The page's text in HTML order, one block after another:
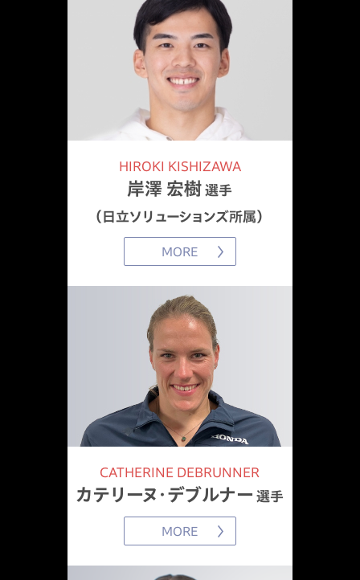
ベルリンマラソン大会結果を更新
ロンドンマラソン大会結果を更新
ボストンマラソン大会結果を更新
2023年度大会スケジュールを更新
東京マラソン2023大会結果を更新
2022.12.22
にだってなれるを公開
HIROKI KISHIZAWA
岸澤 宏樹 選手
（日立ソリューションズ所属）
MORE
CATHERINE DEBRUNNER
カテリーヌ・デブルナー 選手
MORE